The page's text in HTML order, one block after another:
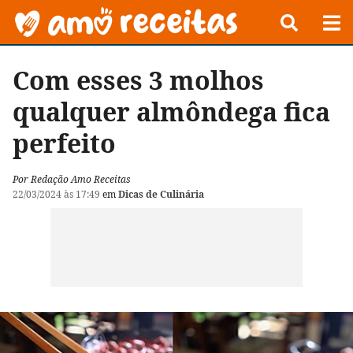
Com esses 3 molhos
qualquer almôndega fica
perfeito
Por Redação Amo Receitas
22/03/2024 às 17:49 emDicas de Culinária